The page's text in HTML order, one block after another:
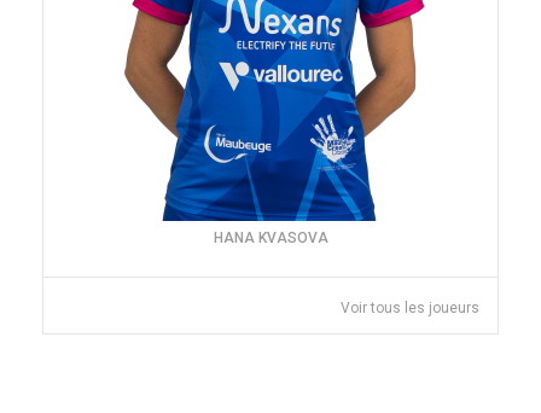
HANA KVASOVA
Voir tous les joueurs